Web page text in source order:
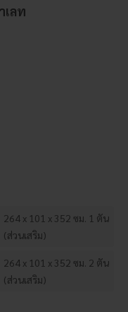
เลท
264 x 101 x 352 ซม. 1 ตัน
(ส่วนเสริม)
264 x 101 x 352 ซม. 2 ตัน
(ส่วนเสริม)